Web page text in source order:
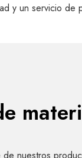
y un servicio de
nuestros